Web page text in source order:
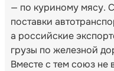
— по куриному мясу.
поставки
а российские
грузы по железной
Вместе с тем союз не